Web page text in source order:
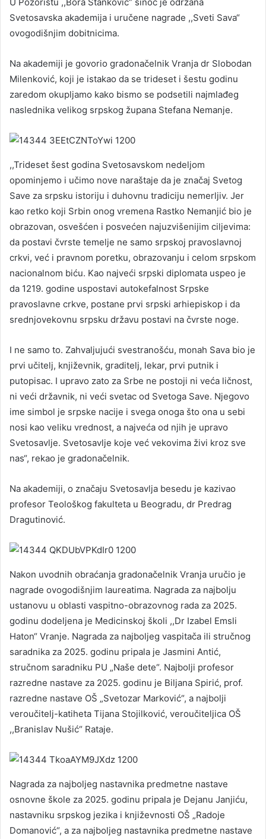
Svetosavska akademija i uručene nagrade ,,Sveti Sava“
ovogodišnjim dobitnicima.
Na akademiji je govorio gradonačelnik Vranja dr Slobodan
Milenković, koji je istakao da se trideset i šestu godinu
zaredom okupljamo kako bismo se podsetili najmlađeg
naslednika velikog srpskog župana Stefana Nemanje.
,,Trideset šest godina Svetosavskom nedeljom
opominjemo i učimo nove naraštaje da je značaj Svetog
Save za srpsku istoriju i duhovnu tradiciju nemerljiv. Jer
kao retko koji Srbin onog vremena Rastko Nemanjić bio je
obrazovan, osvešćen i posvećen najuzvišenijim ciljevima:
da postavi čvrste temelje ne samo srpskoj pravoslavnoj
crkvi, već i pravnom poretku, obrazovanju i celom srpskom
nacionalnom biću. Kao najveći srpski diplomata uspeo je
da 1219. godine uspostavi autokefalnost Srpske
pravoslavne crkve, postane prvi srpski arhiepiskop i da
srednjovekovnu srpsku državu postavi na čvrste noge.
I ne samo to. Zahvaljujući svestranošću, monah Sava bio je
prvi učitelj, književnik, graditelj, lekar, prvi putnik i
putopisac. I upravo zato za Srbe ne postoji ni veća ličnost,
ni veći državnik, ni veći svetac od Svetoga Save. Njegovo
ime simbol je srpske nacije i svega onoga što ona u sebi
nosi kao veliku vrednost, a najveća od njih je upravo
Svetosavlje. Svetosavlje koje već vekovima živi kroz sve
nas“, rekao je gradonačelnik.
Na akademiji, o značaju Svetosavlja besedu je kazivao
profesor Teološkog fakulteta u Beogradu, dr Predrag
Dragutinović.
Nakon uvodnih obraćanja gradonačelnik Vranja uručio je
nagrade ovogodišnjim laureatima. Nagrada za najbolju
ustanovu u oblasti vaspitno-obrazovnog rada za 2025.
godinu dodeljena je Medicinskoj školi ,,Dr Izabel Emsli
Haton“ Vranje. Nagrada za najboljeg vaspitača ili stručnog
saradnika za 2025. godinu pripala je Jasmini Antić,
stručnom saradniku PU „Naše dete“. Najbolji profesor
razredne nastave za 2025. godinu je Biljana Spirić, prof.
razredne nastave OŠ „Svetozar Marković“, a najbolji
veroučitelj-katiheta Tijana Stojilković, veroučiteljica OŠ
,,Branislav Nušić“ Rataje.
Nagrada za najboljeg nastavnika predmetne nastave
osnovne škole za 2025. godinu pripala je Dejanu Janjiću,
nastavniku srpskog jezika i književnosti OŠ „Radoje
Domanović“, a za najboljeg nastavnika predmetne nastave